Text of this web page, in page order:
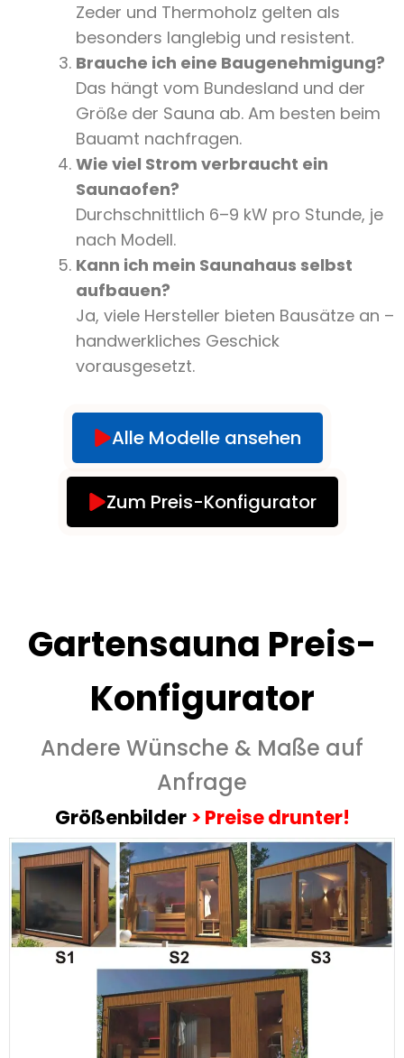
Zeder und Thermoholz gelten als
besonders langlebig und resistent.
Brauche ich eine Baugenehmigung?
Das hängt vom Bundesland und der
Größe der Sauna ab. Am besten beim
Bauamt nachfragen.
Wie viel Strom verbraucht ein
Saunaofen?
Durchschnittlich 6–9 kW pro Stunde, je
nach Modell.
Kann ich mein Saunahaus selbst
aufbauen?
Ja, viele Hersteller bieten Bausätze an –
handwerkliches Geschick
vorausgesetzt.
Alle Modelle ansehen
Zum Preis-Konfigurator
Gartensauna Preis-
Konfigurator
Andere Wünsche & Maße auf
Anfrage
Größenbilder > Preise drunter!